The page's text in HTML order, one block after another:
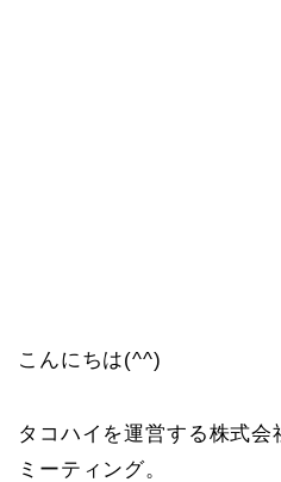
こんにちは(^^)
タコハイを運営する株式
ミーティング。